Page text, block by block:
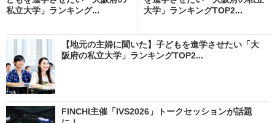
私立大学」ランキング...
大学」ランキングTOP2...
【地元の主婦に聞いた】子どもを進学させたい「大
阪府の私立大学」ランキングTOP2...
FINCHI主催「IVS2026」トークセッションが話題